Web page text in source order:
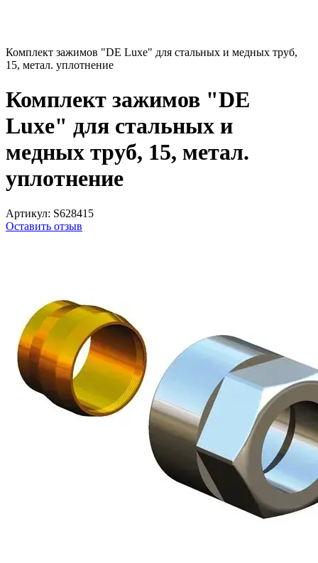
Комплект зажимов "DE Luxe" для стальных и медных труб,
15, метал. уплотнение
Комплект зажимов "DE
Luxe" для стальных и
медных труб, 15, метал.
уплотнение
Артикул: S628415
Оставить отзыв